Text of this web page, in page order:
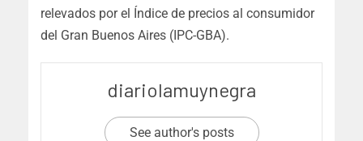
relevados por el Índice de precios al consumidor
del Gran Buenos Aires (IPC-GBA).
diariolamuynegra
See author's posts